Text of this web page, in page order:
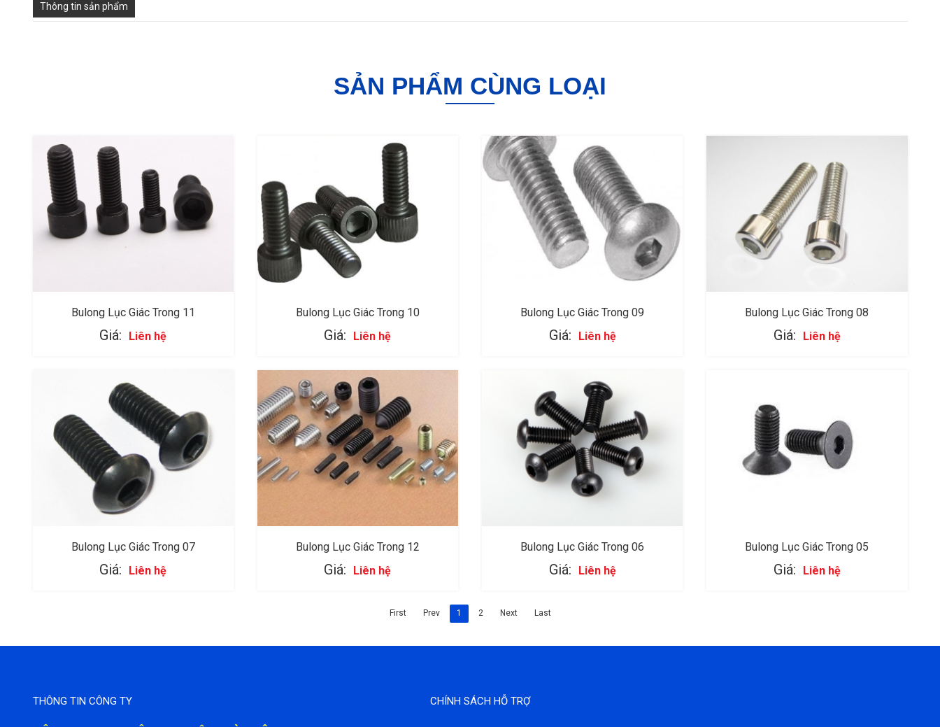
Thông tin sản phẩm
SẢN PHẨM CÙNG LOẠI
Bulong Lục Giác Trong 11
Giá: Liên hệ
Bulong Lục Giác Trong 10
Giá: Liên hệ
Bulong Lục Giác Trong 09
Giá: Liên hệ
Bulong Lục Giác Trong 08
Giá: Liên hệ
Bulong Lục Giác Trong 07
Giá: Liên hệ
Bulong Lục Giác Trong 12
Giá: Liên hệ
Bulong Lục Giác Trong 06
Giá: Liên hệ
Bulong Lục Giác Trong 05
Giá: Liên hệ
First Prev 1 2 Next Last
THÔNG TIN CÔNG TY CHÍNH SÁCH HỖ TRỢ